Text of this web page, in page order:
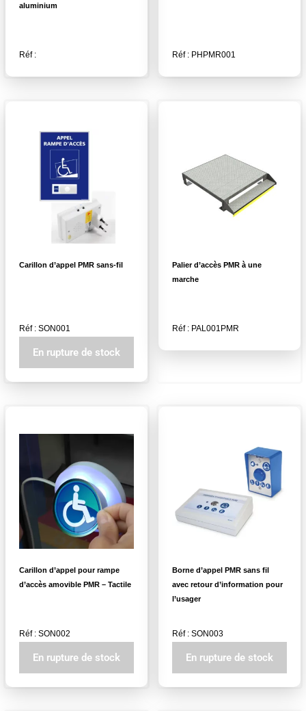
aluminium
Réf : Réf : PHPMR001
Carillon d’appel PMR sans-fil
Réf : SON001
En rupture de stock
Palier d’accès PMR à une
marche
Réf : PAL001PMR
Carillon d’appel pour rampe
d’accès amovible PMR – Tactile
Réf : SON002
En rupture de stock
Borne d’appel PMR sans fil
avec retour d’information pour
l’usager
Réf : SON003
En rupture de stock